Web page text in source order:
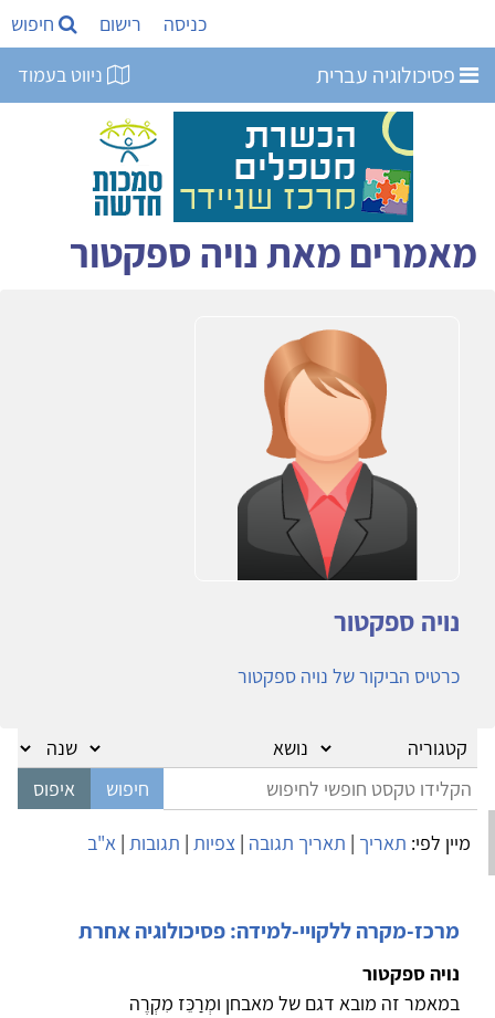
כניסה רישום חיפוש
פסיכולוגיה עברית ניווט בעמוד
מאמרים מאת נויה ספקטור
נויה ספקטור
כרטיס הביקור של נויה ספקטור
מיין לפי: תאריך | תאריך תגובה | צפיות | תגובות | א"ב
מרכז-מקרה ללקויי-למידה: פסיכולוגיה אחרת
נויה ספקטור
במאמר זה מובא דגם של מאבחן ומְרַכֵּז מִקְרֶה